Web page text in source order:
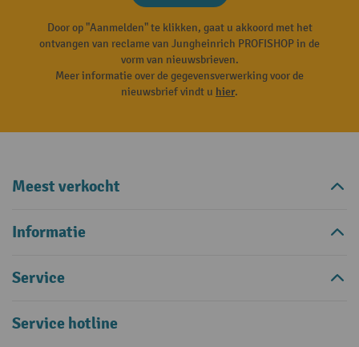
Door op "Aanmelden" te klikken, gaat u akkoord met het
ontvangen van reclame van Jungheinrich PROFISHOP in de
vorm van nieuwsbrieven.
Meer informatie over de gegevensverwerking voor de
nieuwsbrief vindt u hier.
Meest verkocht
Informatie
Service
Service hotline